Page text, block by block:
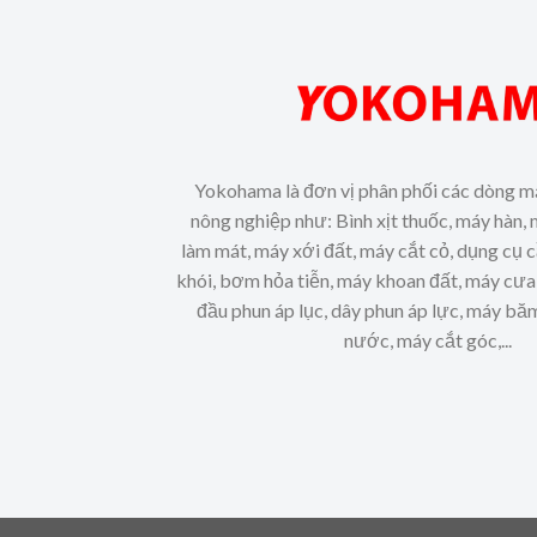
Yokohama là đơn vị phân phối các dòng
nông nghiệp như: Bình xịt thuốc, máy hàn,
làm mát, máy xới đất, máy cắt cỏ, dụng cụ
khói, bơm hỏa tiễn, máy khoan đất, máy
đầu phun áp lục, dây phun áp lực, máy
nước, máy cắt góc,...